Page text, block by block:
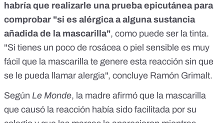
habría que realizarle una prueba epicutánea para
comprobar "si es alérgica a alguna sustancia
añadida de la mascarilla", como puede ser la tinta.
"Si tienes un poco de rosácea o piel sensible es muy
fácil que la mascarilla te genere esta reacción sin que
se le pueda llamar alergia", concluye Ramón Grimalt.
Según Le Monde, la madre afirmó que la mascarilla
que causó la reacción había sido facilitada por su